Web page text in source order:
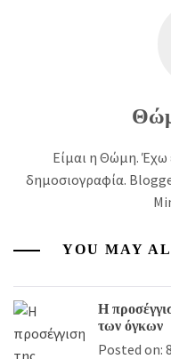
Είμαι η Θώμη. Έχω
δημοσιογραφία.
YOU MAY
Η
των όγκων
Posted on: